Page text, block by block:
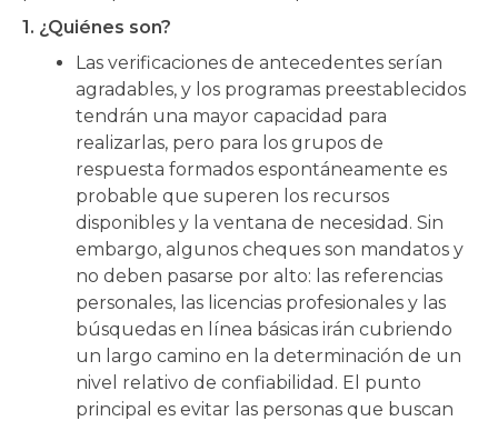
1. ¿Quiénes son?
Las verificaciones de antecedentes serían
agradables, y los programas preestablecidos
tendrán una mayor capacidad para
realizarlas, pero para los grupos de
respuesta formados espontáneamente es
probable que superen los recursos
disponibles y la ventana de necesidad. Sin
embargo, algunos cheques son mandatos y
no deben pasarse por alto: las referencias
personales, las licencias profesionales y las
búsquedas en línea básicas irán cubriendo
un largo camino en la determinación de un
nivel relativo de confiabilidad. El punto
principal es evitar las personas que buscan